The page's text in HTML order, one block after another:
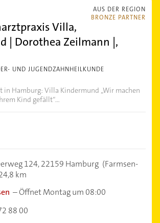
AUS DER REGION
BRONZE PARTNER
Villa,
| Dorothea Zeilmann |,
UND JUGENDZAHNHEILKUNDE
in Hamburg: Villa Kindermund „Wir machen
Kind gefällt“...
124,22159 Hamburg (Farmsen-
km
–Öffnet Montag um 08:00
88 00